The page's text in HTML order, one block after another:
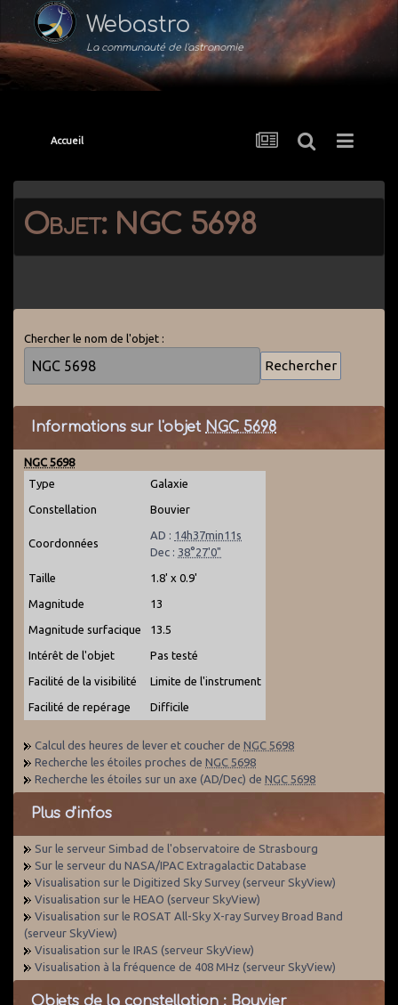
Webastro
La communauté de l'astronomie
Accueil
Objet: NGC 5698
Chercher le nom de l'objet :
Informations sur l'objet NGC 5698
NGC 5698
Type
Galaxie
Constellation Bouvier
Coordonnées
AD : 14h37min11s
Dec : 38°27'0"
Taille 1.8' x 0.9'
Magnitude 13
Magnitude surfacique 13.5
Intérêt de l'objet Pas testé
Facilité de la visibilité Limite de l'instrument
Facilité de repérage Difficile
Calcul des heures de lever et coucher de NGC 5698
Recherche les étoiles proches de NGC 5698
Recherche les étoiles sur un axe (AD/Dec) de NGC 5698
Plus d'infos
Sur le serveur Simbad de l'observatoire de Strasbourg
Sur le serveur du NASA/IPAC Extragalactic Database
Visualisation sur le Digitized Sky Survey (serveur SkyView)
Visualisation sur le HEAO (serveur SkyView)
Visualisation sur le ROSAT All-Sky X-ray Survey Broad Band
(serveur SkyView)
Visualisation sur le IRAS (serveur SkyView)
Visualisation à la fréquence de 408 MHz (serveur SkyView)
Objets de la constellation : Bouvier